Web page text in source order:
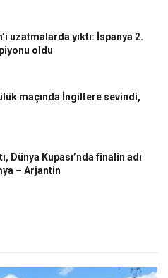
uzatmalarda yıktı: İspanya 2.
oldu
maçında İngiltere sevindi,
Dünya Kupası’nda finalin adı
– Arjantin